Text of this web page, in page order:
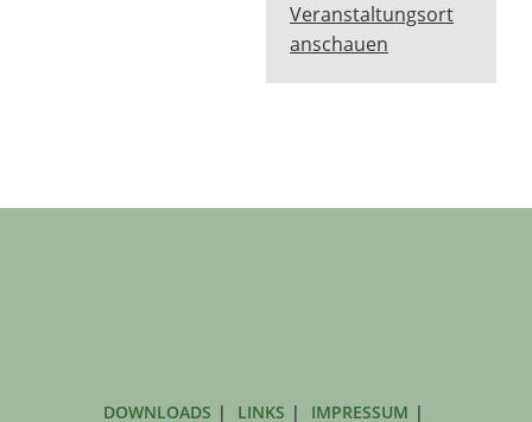
Veranstaltungsort
anschauen
DOWNLOADS LINKS IMPRESSUM